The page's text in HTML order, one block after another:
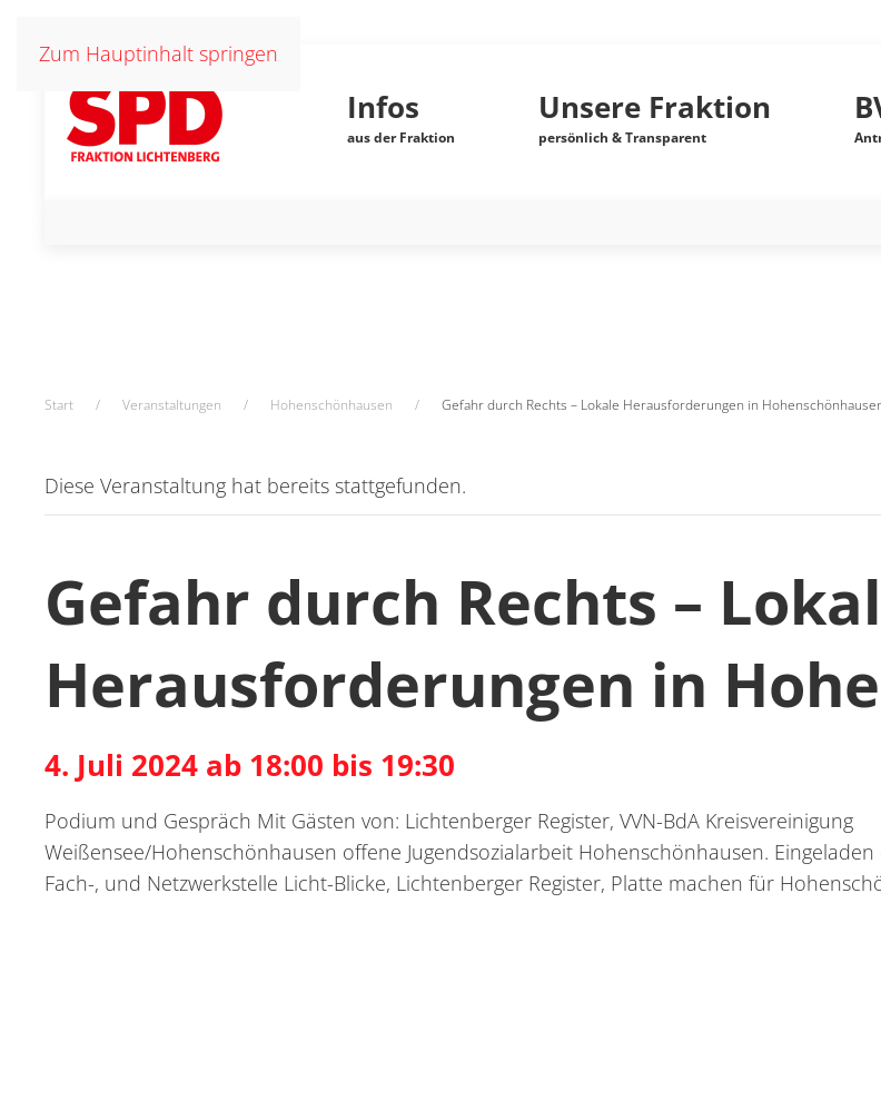
Zum Hauptinhalt springen
Infos
aus der Fraktion
Unsere Fraktion
persönlich & Transparent
Start Veranstaltungen Hohenschönhausen Gefahr durch Rechts – Lokale Herausforderungen in
Diese Veranstaltung hat bereits stattgefunden.
Gefahr durch Rechts –
Herausforderungen in
4. Juli 2024 ab 18:00 bis 19:30
Podium und Gespräch Mit Gästen von: Lichtenberger Register, VVN-BdA Kreisvereinigung
Weißensee/Hohenschönhausen offene Jugendsozialarbeit Hohenschönhausen. Eingeladen
Fach-, und Netzwerkstelle Licht-Blicke, Lichtenberger Register, Platte machen für